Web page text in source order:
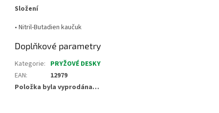
Složení
• Nitril-Butadien kaučuk
Doplňkové parametry
Kategorie: PRYŽOVÉ DESKY
EAN:
12979
Položka byla vyprodána…